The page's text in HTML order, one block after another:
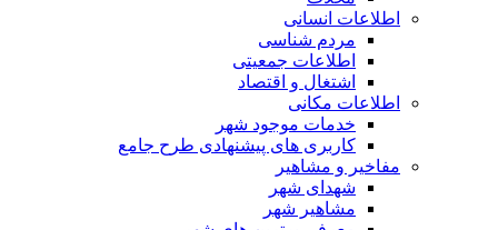
اطلاعات انسانی
مردم شناسی
اطلاعات جمعیتی
اشتغال و اقتصاد
اطلاعات مکانی
خدمات موجود شهر
کاربری های پیشنهادی طرح جامع
مفاخیر و مشاهیر
شهدای شهر
مشاهیر شهر